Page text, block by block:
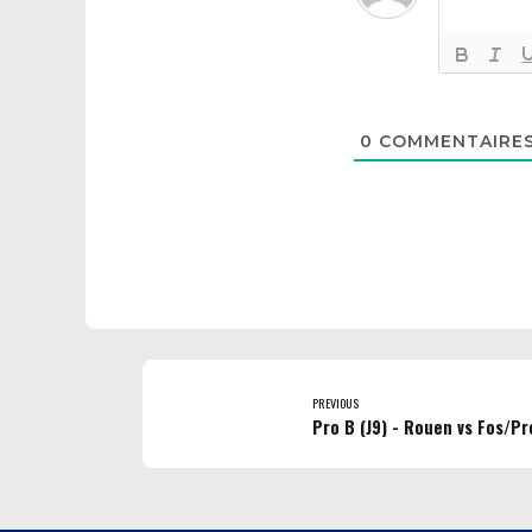
0
PREVIOUS
Pro B (J9) - Rouen vs Fos/